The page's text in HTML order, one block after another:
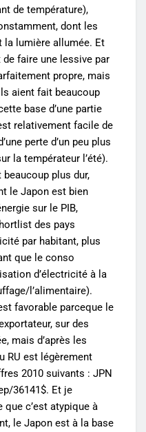
de température),
dont les
la lumière allumée. Et
faire une lessive par
propre, mais
aient fait beaucoup
base d’une partie
relativement facile de
perte d’un peu plus
la températeur l’été).
beaucoup plus dur,
le Japon est bien
sur le PIB,
des pays
par habitant, plus
que le conso
d’électricité à la
l’alimentaire).
favorable parceque le
sur des
mais d’après les
RU est légèrement
2010 suivants : JPN
36141$. Et je
que c’est atypique à
le Japon est à la base